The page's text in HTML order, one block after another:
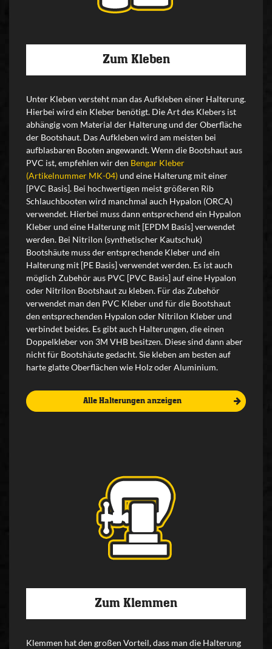
Zum Kleben
Unter Kleben versteht man das Aufkleben einer Halterung.
Hierbei wird ein Kleber benötigt. Die Art des Klebers ist
abhängig vom Material der Halterung und der Oberfläche
der Bootshaut. Das Aufkleben wird am meisten bei
aufblasbaren Booten angewandt. Wenn die Bootshaut aus
PVC ist, empfehlen wir den Bengar Kleber
(Artikelnummer MK-04)und eine Halterung mit einer
[PVC Basis]. Bei hochwertigen meist größeren Rib
Schlauchbooten wird manchmal auch Hypalon (ORCA)
verwendet. Hierbei muss dann entsprechend ein Hypalon
Kleber und eine Halterung mit [EPDM Basis] verwendet
werden. Bei Nitrilon (synthetischer Kautschuk)
Bootshäute muss der entsprechende Kleber und ein
Halterung mit [PE Basis] verwendet werden. Es ist auch
möglich Zubehör aus PVC [PVC Basis] auf eine Hypalon
oder Nitrilon Bootshaut zu kleben. Für das Zubehör
verwendet man den PVC Kleber und für die Bootshaut
den entsprechenden Hypalon oder Nitrilon Kleber und
verbindet beides. Es gibt auch Halterungen, die einen
Doppelkleber von 3M VHB besitzen. Diese sind dann aber
nicht für Bootshäute gedacht. Sie kleben am besten auf
harte glatte Oberflächen wie Holz oder Aluminium.
Alle Halterungen anzeigen
Zum Klemmen
Klemmen hat den großen Vorteil, dass man die Halterung